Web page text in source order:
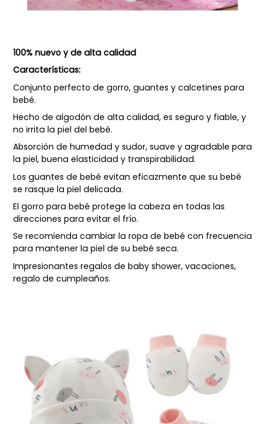
100% nuevo y de alta calidad
Características:
Conjunto perfecto de gorro, guantes y calcetines para
bebé.
Hecho de algodón de alta calidad, es seguro y fiable, y
no irrita la piel del bebé.
Absorción de humedad y sudor, suave y agradable para
la piel, buena elasticidad y transpirabilidad.
Los guantes de bebé evitan eficazmente que su bebé
se rasque la piel delicada.
El gorro para bebé protege la cabeza en todas las
direcciones para evitar el frío.
Se recomienda cambiar la ropa de bebé con frecuencia
para mantener la piel de su bebé seca.
Impresionantes regalos de baby shower, vacaciones,
regalo de cumpleaños.